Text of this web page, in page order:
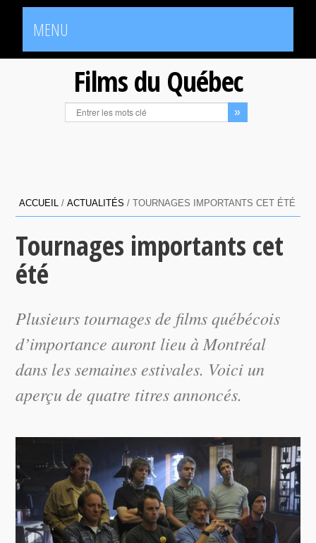
MENU
Films du Québec
ACCUEIL /ACTUALITÉS /TOURNAGES IMPORTANTS CET ÉTÉ
Tournages importants cet
été
Plusieurs tournages de films québécois
d’importance auront lieu à Montréal
dans les semaines estivales. Voici un
aperçu de quatre titres annoncés.